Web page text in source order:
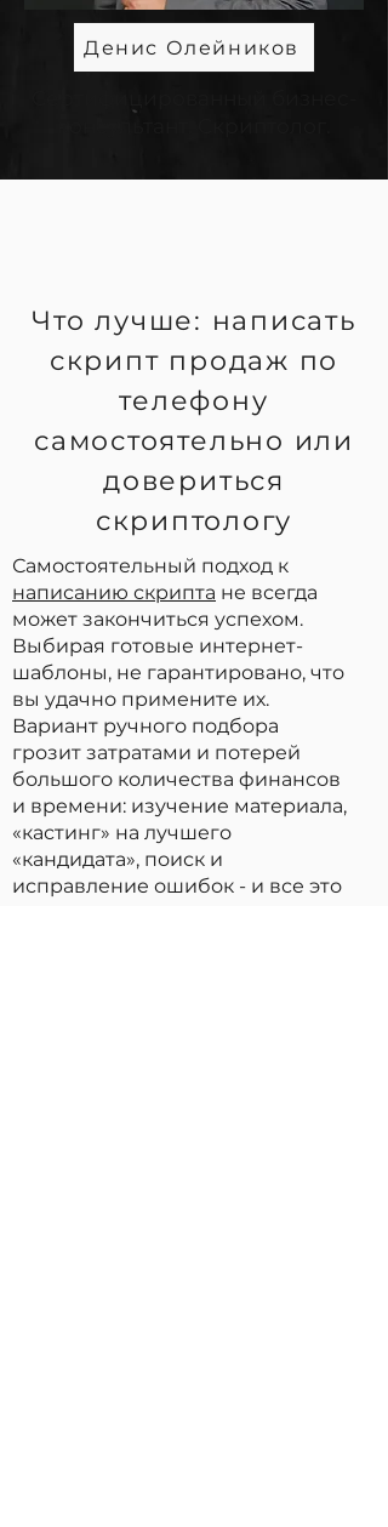
Денис Олейников
Что лучше: написать
скрипт продаж по
телефону
самостоятельно или
довериться
скриптологу
Самостоятельный подход к
написанию скрипта не всегда
может закончиться успехом.
Выбирая готовые интернет-
шаблоны, не гарантировано, что
вы удачно примените их.
Вариант ручного подбора
грозит затратами и потерей
большого количества финансов
и времени: изучение материала,
«кастинг» на лучшего
«кандидата», поиск и
исправление ошибок - и все это